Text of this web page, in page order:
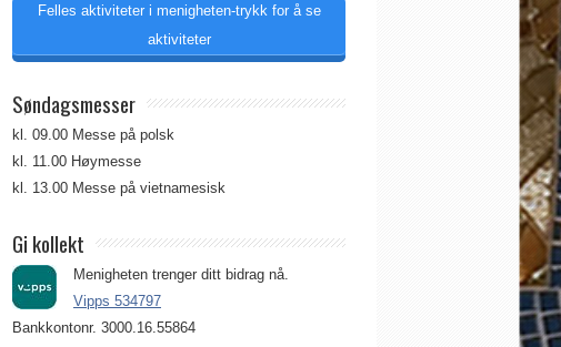
Felles aktiviteter i menigheten-trykk for å se
aktiviteter
Søndagsmesser
kl. 09.00 Messe på polsk
kl. 11.00 Høymesse
kl. 13.00 Messe på vietnamesisk
Gi kollekt
Menigheten trenger ditt bidrag nå.
Vipps 534797
Bankkontonr. 3000.16.55864